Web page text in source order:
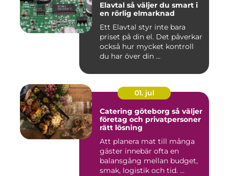
Elavtal så väljer du smart i
en rörlig elmarknad
Ett Elavtal styr inte bara
priset på din el. Det påverkar
också hur mycket kontroll
du har över din ...
01. jul
Catering göteborg så väljer
företag och privatpersoner
rätt lösning
Att planera mat till många
gäster innebär ofta en
balansgång mellan budget,
smak, logistik och tid. ...